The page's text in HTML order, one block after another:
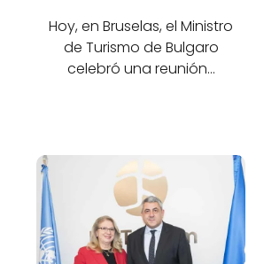
Hoy, en Bruselas, el Ministro
de Turismo de Bulgaro
celebró una reunión…